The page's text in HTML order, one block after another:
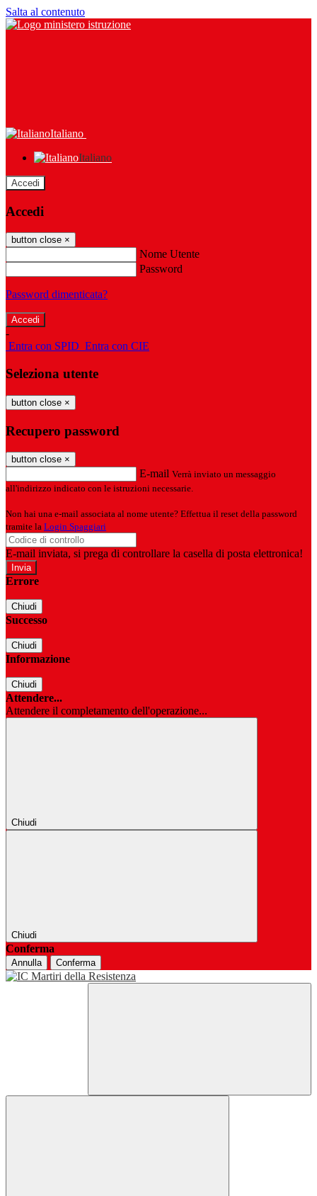
Salta al contenuto
Italiano
Italiano
Accedi
Accedi
button close ×
Nome Utente
Password
Password dimenticata?
-
Entra con SPID Entra con CIE
Seleziona utente
button close ×
Recupero password
button close ×
E-mail Verrà inviato un messaggio
all'indirizzo indicato con le istruzioni necessarie.
Non hai una e-mail associata al nome utente? Effettua il reset della password
tramite la Login Spaggiari
E-mail inviata, si prega di controllare la casella di posta elettronica!
Errore
Chiudi
Successo
Chiudi
Informazione
Chiudi
Attendere...
Attendere il completamento dell'operazione...
Chiudi
Chiudi
Conferma
Annulla Conferma